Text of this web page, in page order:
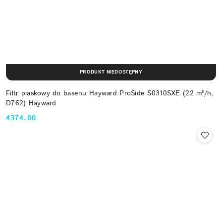
Filtr piaskowy do basenu Hayward ProSide S0310SXE (22 m³/h,
D762) Hayward
Cena:
4374.00
PRODUKT NIEDOSTĘPNY